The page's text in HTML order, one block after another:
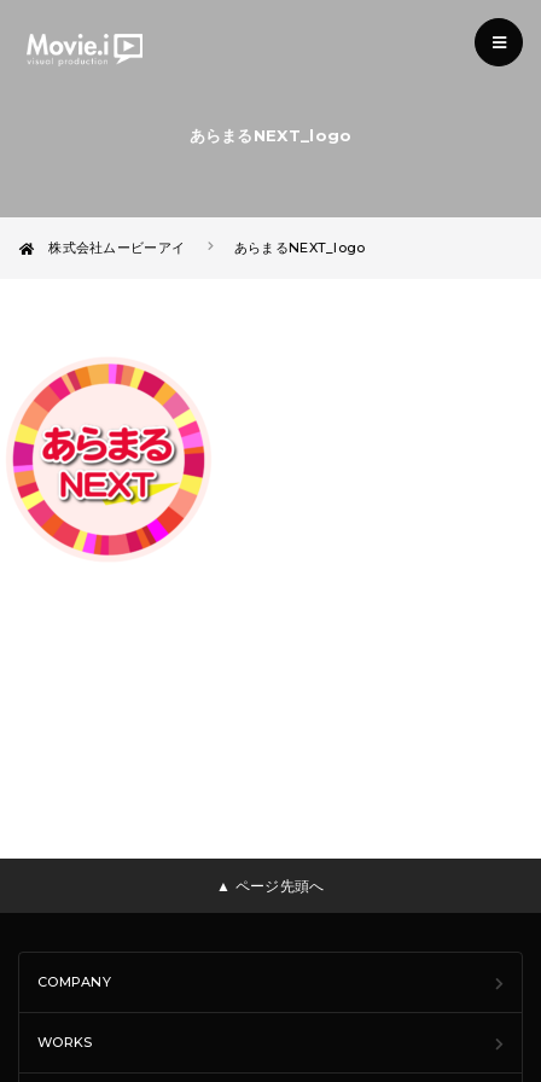
あらまるNEXT_logo
株式会社ムービーアイ あらまるNEXT_logo
▲ ページ先頭へ
COMPANY
WORKS